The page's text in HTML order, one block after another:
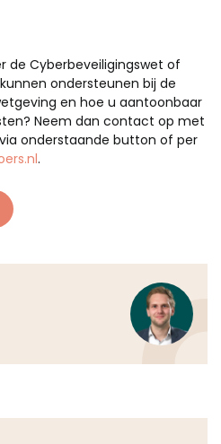
de Cyberbeveiligingswet of
ondersteunen bij de
en hoe u aantoonbaar
Neem dan contact op met
onderstaande button of per
.